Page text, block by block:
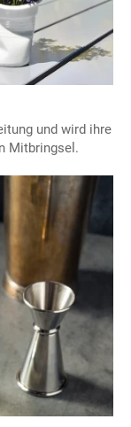
und wird ihre
Mitbringsel.